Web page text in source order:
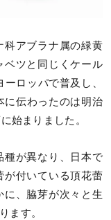
科アブラナ属の緑黄
ベツと同じくケール
ロッパで普及し、
に伝わったのは明治
始まりました。
種が異なり、日本で
が付いている頂花蕾
に、脇芽が次々と生
ます。